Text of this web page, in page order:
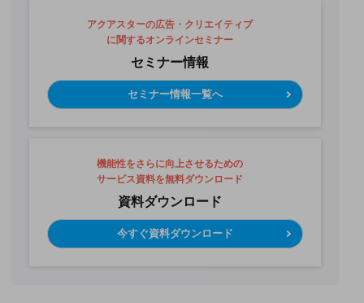
アクアスターの広告・クリエイティブ
に関するオンラインセミナー
セミナー情報
セミナー情報一覧へ
機能性をさらに向上させるための
サービス資料を無料ダウンロード
資料ダウンロード
今すぐ資料ダウンロード